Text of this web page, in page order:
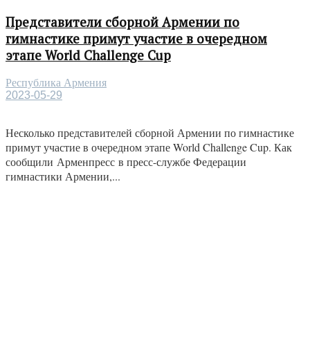
Представители сборной Армении по
гимнастике примут участие в очередном
этапе World Challenge Cup
Республика Армения
2023-05-29
Несколько представителей сборной Армении по гимнастике
примут участие в очередном этапе World Challenge Cup. Как
сообщили Арменпресс в пресс-службе Федерации
гимнастики Армении,...